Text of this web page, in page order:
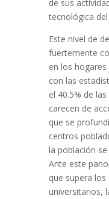
de sus
tecnológica
Este nivel de
fuertemente
en los
con las
el 40.5% de
carecen de
que se
centros
la población
Ante este
que supera
universitarios,